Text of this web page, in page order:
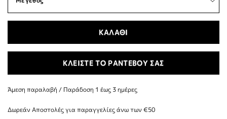
ΚΑΛΑΘΙ
ΚΛΕΙΣΤΕ ΤΟ ΡΑΝΤΕΒΟΥ ΣΑΣ
Άμεση παραλαβή / Παράδoση 1 έως 3 ημέρες
Δωρεάν Αποστολές για παραγγελίες άνω των €50